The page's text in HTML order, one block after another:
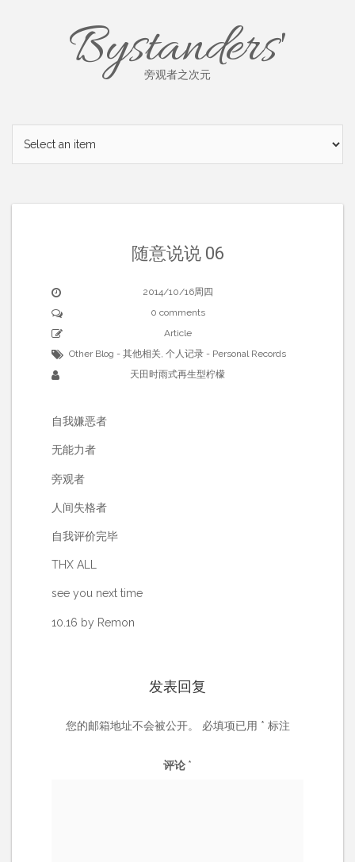
Bystanders'
旁观者之次元
随意说说 06
2014/10/16周四
0 comments
Article
Other Blog - 其他相关, 个人记录 - Personal Records
天田时雨式再生型柠檬
自我嫌恶者
无能力者
旁观者
人间失格者
自我评价完毕
THX ALL
see you next time
10.16 by Remon
发表回复
您的邮箱地址不会被公开。 必填项已用 * 标注
评论 *